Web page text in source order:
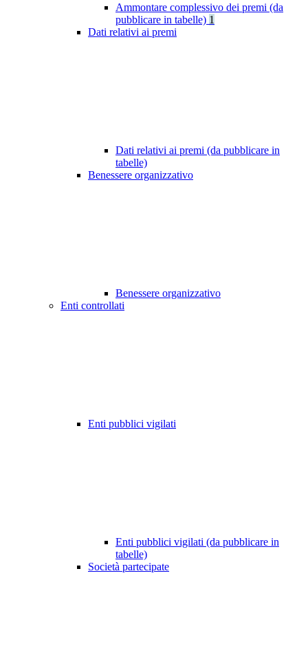
Ammontare complessivo dei premi (da
pubblicare in tabelle) 1
Dati relativi ai premi
Dati relativi ai premi (da pubblicare in
tabelle)
Benessere organizzativo
Benessere organizzativo
Enti controllati
Enti pubblici vigilati
Enti pubblici vigilati (da pubblicare in
tabelle)
Società partecipate